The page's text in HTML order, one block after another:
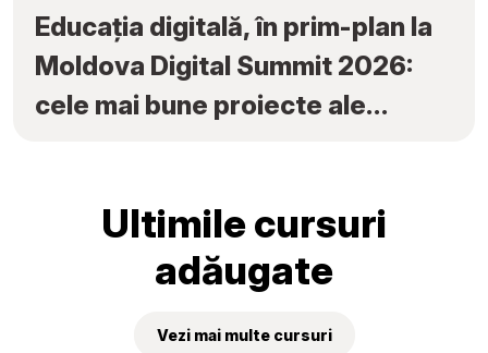
Educația digitală, în prim-plan la
Moldova Digital Summit 2026:
cele mai bune proiecte ale
Ultimile cursuri
adăugate
Vezi mai multe cursuri